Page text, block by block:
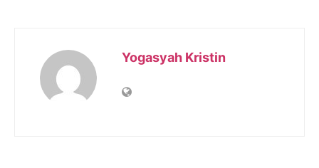
Yogasyah Kristin